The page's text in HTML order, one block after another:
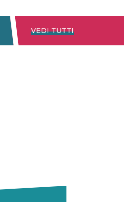
DISNEY+ NETFLIX
VEDI TUTTI